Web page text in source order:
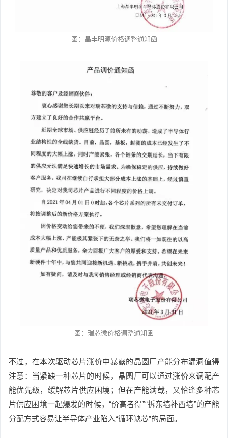
图：晶丰明源价格调整通知函
图：瑞芯微价格调整通知函
不过，在本次驱动芯片涨价中暴露的晶圆厂产能分布漏洞值得
注意：当紧缺一种芯片的时候，晶圆厂可以通过涨价来调配产
能优先级，缓解芯片供应困境；但在产能满载，又恰逢多种芯
片供应困境一起爆发的时候，“价高者得”“拆东墙补西墙”的产能
分配方式容易让半导体产业陷入“循环缺芯”的局面。